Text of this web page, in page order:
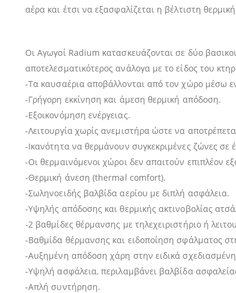
αέρα και έτσι να εξασφαλίζεται η βέλτιστη
Οι Αγωγοί Radium κατασκευάζονται σε δύο
αποτελεσματικότερος ανάλογα με το είδος του
-Τα καυσαέρια αποβάλλονται από τον χώρο μέσω
-Γρήγορη εκκίνηση και άμεση θερμική απόδοση.
-Εξοικονόμηση ενέργειας.
-Λειτουργία χωρίς ανεμιστήρα ώστε να
-Ικανότητα να θερμάνουν συγκεκριμένες ζώνες σε
-Οι θερμαινόμενοι χώροι δεν απαιτούν επιπλέον
-Θερμική άνεση (thermal comfort).
-Σωληνοειδής βαλβίδα αερίου με διπλή ασφάλεια.
-Υψηλής απόδοσης και θερμικής ακτινοβολίας
-2 βαθμίδες θέρμανσης με τηλεχειριστήριο ή
-Βαθμίδα θέρμανσης και ειδοποίηση σφάλματος
-Αυξημένη απόδοση χάρη στην ειδικά
-Υψηλή ασφάλεια, περιλαμβάνει βαλβίδα
-Απλή συντήρηση.